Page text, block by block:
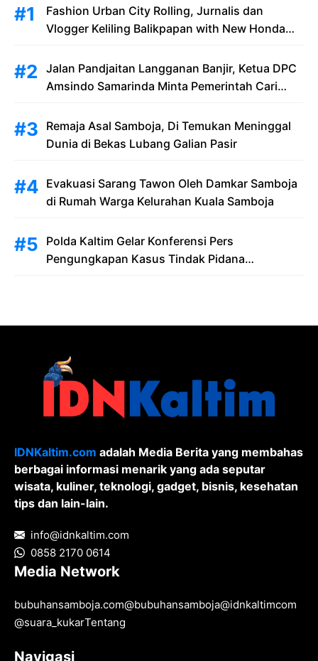
Fashion Urban City Rolling, Jurnalis dan
Vlogger Keliling Balikpapan with New Honda
Jalan Pandjaitan Langganan Banjir, Ketua DPC
Amsindo Samarinda Minta Pemerintah Cari
Masyarakat Terjebak Banjir
Remaja Asal Samboja, Di Temukan Meninggal
Dunia di Bekas Lubang Galian Pasir
Evakuasi Sarang Tawon Oleh Damkar Samboja
di Rumah Warga Kelurahan Kuala Samboja
Polda Kaltim Gelar Konferensi Pers
Pengungkapan Kasus Tindak Pidana
IDNKaltim.com adalah Media Berita yang membahas
berbagai informasi menarik yang ada seputar
wisata, kuliner, teknologi, gadget, bisnis, kesehatan
tips dan lain-lain.
info@idnkaltim.com
0858 2170 0614
Media Network
bubuhansamboja.com@bubuhansamboja@idnkaltimcom
@suara_kukarTentang
Navigasi